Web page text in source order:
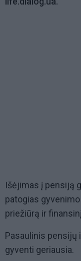
Išėjimas į pensiją
patogias
priežiūrą ir
Pasaulinis pensijų
gyventi geriausia.